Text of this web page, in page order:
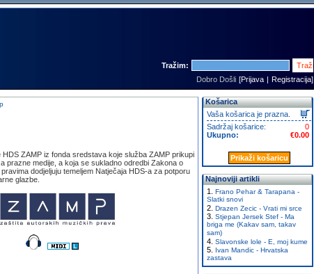
Tražim:
Dobro Došli [Prijava | Registracija]
ZAMP iz fonda sredstava koje služba ZAMP prikupi
prazne medije, a koja se sukladno odredbi Zakona o
dodjeljuju temeljem Natječaja HDS-a za potporu
glazbe.
Košarica
Vaša košarica je prazna.
0
Sadržaj košarice:
€0.00
Ukupno:
Prikaži košaricu
Najnoviji artikli
Frano Pehar & Tarapana -
Slatki snovi
Drazen Zecic - Vrati mi srce
Stjepan Jersek Stef - Ma
briga me (Kakav sam, takav
sam)
Slavonske lole - E, moj kume
Ivan Mandic - Hrvatska
zastava